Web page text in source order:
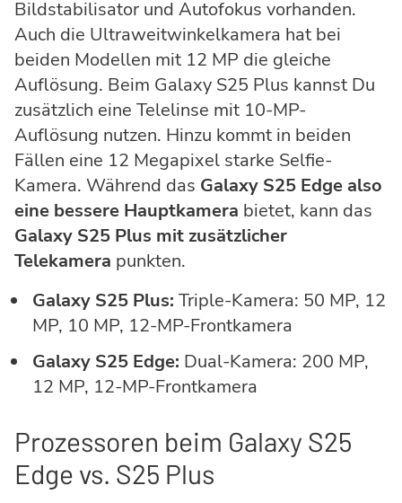
Bildstabilisator und Autofokus vorhanden.
Auch die Ultraweitwinkelkamera hat bei
beiden Modellen mit 12 MP die gleiche
Auflösung. Beim Galaxy S25 Plus kannst Du
zusätzlich eine Telelinse mit 10-MP-
Auflösung nutzen. Hinzu kommt in beiden
Fällen eine 12 Megapixel starke Selfie-
Kamera. Während das Galaxy S25 Edge also
eine bessere Hauptkamera bietet, kann das
Galaxy S25 Plus mit zusätzlicher
Telekamera punkten.
Galaxy S25 Plus: Triple-Kamera: 50 MP, 12
MP, 10 MP, 12-MP-Frontkamera
Galaxy S25 Edge: Dual-Kamera: 200 MP,
12 MP, 12-MP-Frontkamera
Prozessoren beim Galaxy S25
Edge vs. S25 Plus